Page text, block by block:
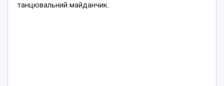
танцювальний майданчик.